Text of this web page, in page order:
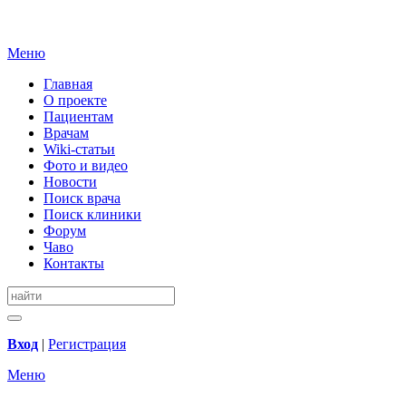
Меню
Главная
О проекте
Пациентам
Врачам
Wiki-статьи
Фото и видео
Новости
Поиск врача
Поиск клиники
Форум
Чаво
Контакты
Вход | Регистрация
Меню